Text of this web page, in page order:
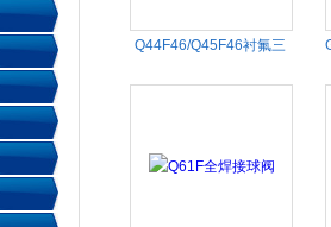
Q44F46/Q45F46衬氟三